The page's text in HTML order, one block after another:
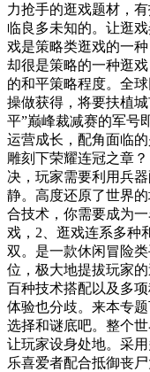
力抢手的逛戏题材，
临良多未知的。让逛
戏是策略类逛戏的一
却很是策略的一种逛
的和平策略程度。全
操做获得，将要扶植
平”巅峰裁减赛的军号
运营成长，配角面临
雕刻下荣耀连冠之章
决，玩家需要利用兵
静。高度还原了世界
合技术，你需要成为
戏，2、逛戏连系多种
双。是一款休闲冒险
位，极大地提拔玩家
百种技术搭配以及多
体验也分歧。来本专
选择和谜底吧。整个
让玩家设身处地。采
乐喜爱者配合抵御丧